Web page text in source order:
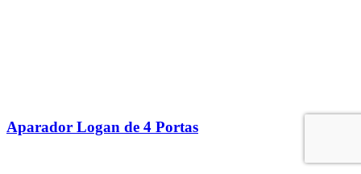
Aparador Logan de 4 Portas